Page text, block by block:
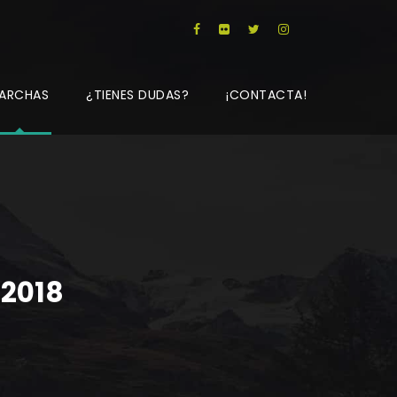
¿TIENES DUDAS? ¡CONTACTA!